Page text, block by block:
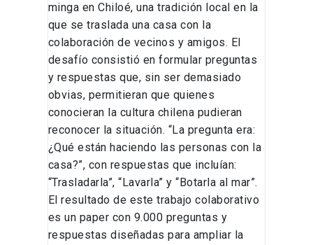
minga en Chiloé, una tradición local en la
que se traslada una casa con la
colaboración de vecinos y amigos. El
desafío consistió en formular preguntas
y respuestas que, sin ser demasiado
obvias, permitieran que quienes
conocieran la cultura chilena pudieran
reconocer la situación. “La pregunta era:
¿Qué están haciendo las personas con la
casa?”, con respuestas que incluían:
“Trasladarla”, “Lavarla” y “Botarla al mar”.
El resultado de este trabajo colaborativo
es un paper con 9.000 preguntas y
respuestas diseñadas para ampliar la